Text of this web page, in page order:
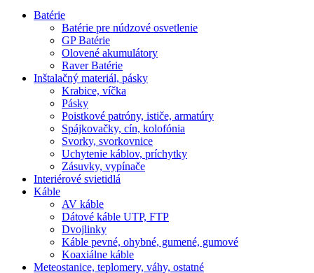
Batérie
Batérie pre núdzové osvetlenie
GP Batérie
Olovené akumulátory
Raver Batérie
Inštalačný materiál, pásky
Krabice, víčka
Pásky
Poistkové patróny, ističe, armatúry
Spájkovačky, cín, kolofónia
Svorky, svorkovnice
Uchytenie káblov, príchytky
Zásuvky, vypínače
Interiérové svietidlá
Káble
AV káble
Dátové káble UTP, FTP
Dvojlinky
Káble pevné, ohybné, gumené, gumové
Koaxiálne káble
Meteostanice, teplomery, váhy, ostatné